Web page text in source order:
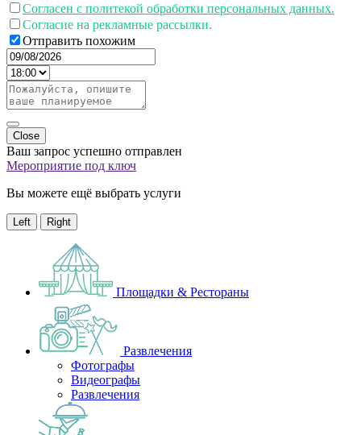
Согласен с политекой обработки персональных данных.
Согласие на рекламные рассылки.
Отправить похожим
Close
Ваш запрос успешно отправлен
Мероприятие под ключ
Вы можете ещё выбрать услуги
Left Right
Площадки & Рестораны
Развлечения
Фотографы
Видеографы
Развлечения